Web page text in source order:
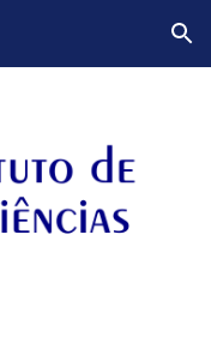
Skip to navigation